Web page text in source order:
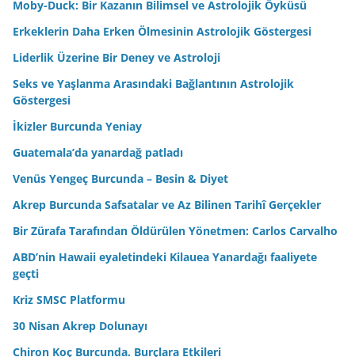
Moby-Duck: Bir Kazanın Bilimsel ve Astrolojik Öyküsü
Erkeklerin Daha Erken Ölmesinin Astrolojik Göstergesi
Liderlik Üzerine Bir Deney ve Astroloji
Seks ve Yaşlanma Arasındaki Bağlantının Astrolojik
Göstergesi
İkizler Burcunda Yeniay
Guatemala’da yanardağ patladı
Venüs Yengeç Burcunda – Besin & Diyet
Akrep Burcunda Safsatalar ve Az Bilinen Tarihî Gerçekler
Bir Zürafa Tarafından Öldürülen Yönetmen: Carlos Carvalho
ABD’nin Hawaii eyaletindeki Kilauea Yanardağı faaliyete
geçti
Kriz SMSC Platformu
30 Nisan Akrep Dolunayı
Chiron Koç Burcunda. Burçlara Etkileri